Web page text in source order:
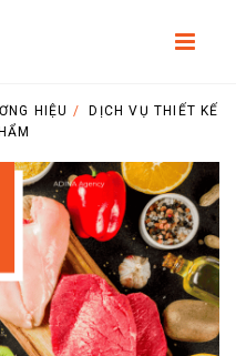
HIỆU /
DỊCH VỤ THIẾT KẾ